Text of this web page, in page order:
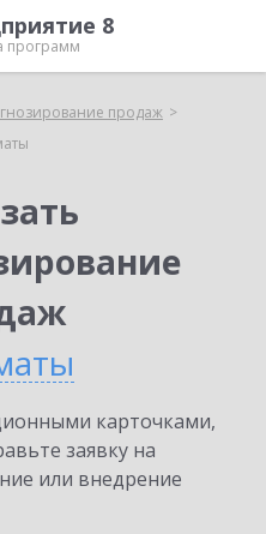
8
программ
продаж
карточками,
заявку на
или внедрение